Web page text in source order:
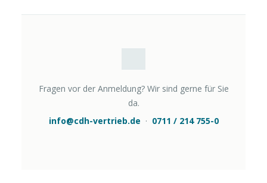
Fragen vor der Anmeldung? Wir sind gerne für Sie
da.
info@cdh-vertrieb.de · 0711 / 214 755-0